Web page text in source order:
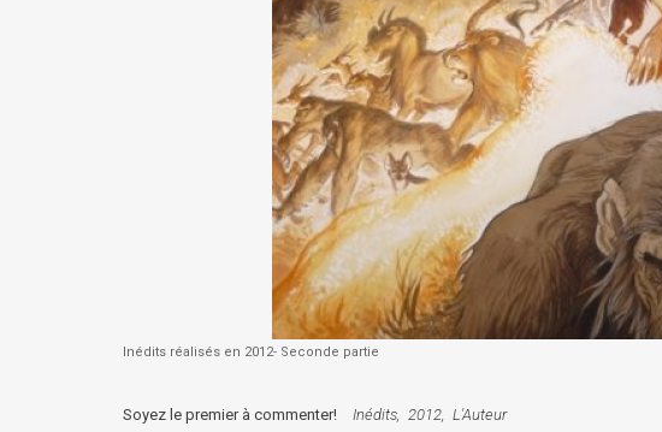
Inédits réalisés en 2012- Seconde partie
Soyez le premier à commenter! Inédits 2012 L'Auteur